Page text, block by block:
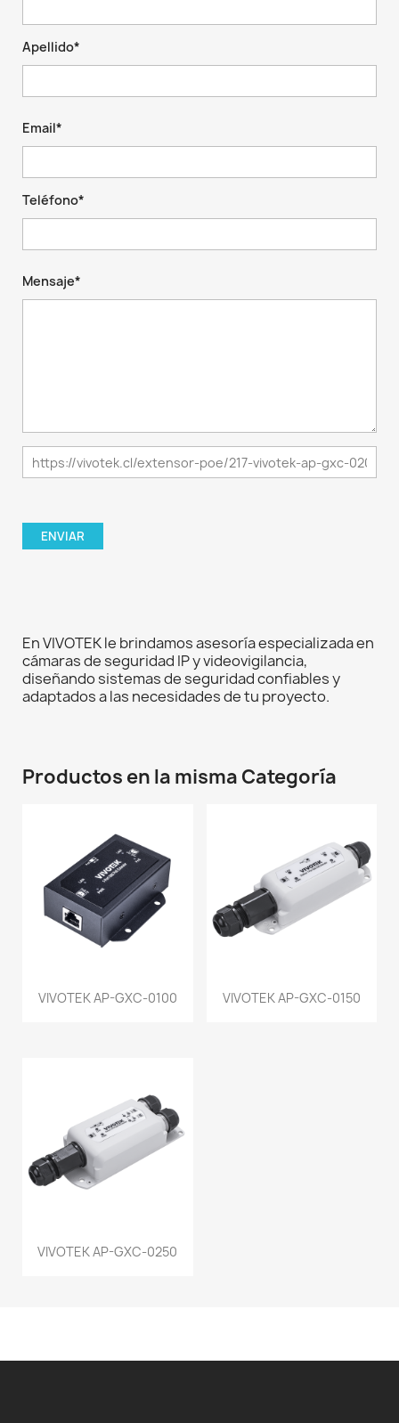
Apellido*
Email*
Teléfono*
Mensaje*
En VIVOTEK le brindamos asesoría especializada en
cámaras de seguridad IP y videovigilancia,
diseñando sistemas de seguridad confiables y
adaptados a las necesidades de tu proyecto.
Productos en la misma Categoría
VIVOTEK AP-GXC-0100 VIVOTEK AP-GXC-0150
VIVOTEK AP-GXC-0250